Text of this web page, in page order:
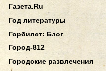
Газета.Ru
Год литературы
Горбилет: Блог
Город-812
Городские развлечения